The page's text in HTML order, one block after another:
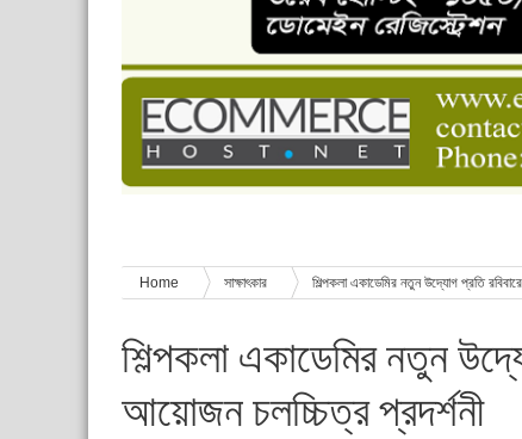
চাঁপাইনবাবগঞ্জে শেষ হয়েছে ৫ দিনের স্কাউট ইউনিট
বাংলাদেশ স্কাউটস দিবস পালন
পানি সংকট, কলস নিয়ে বিক্ষোভ
ঈদের শুভেচ্ছা জানিয়েছেন সাবেক ছাত্রলীগ নেতা
শিশু সুরক্ষা বিষয়ে চাঁপাইনবাবগঞ্জে দুই দিনব্যাপী
Home সাক্ষাৎকার শিল্পকলা একাডেমির নতুন উদ্যোগ প্রতি
শিল্পকলা একাডেমির নতুন
আয়োজন চলচ্চিত্র প্রদর্শনী